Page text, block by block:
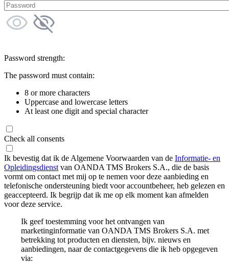
Password strength:
The password must contain:
8 or more characters
Uppercase and lowercase letters
At least one digit and special character
Check all consents
Ik bevestig dat ik de Algemene Voorwaarden van de Informatie- en
Opleidingsdienst van OANDA TMS Brokers S.A., die de basis
vormt om contact met mij op te nemen voor deze aanbieding en
telefonische ondersteuning biedt voor accountbeheer, heb gelezen en
geaccepteerd. Ik begrijp dat ik me op elk moment kan afmelden
voor deze service.
Ik geef toestemming voor het ontvangen van
marketinginformatie van OANDA TMS Brokers S.A. met
betrekking tot producten en diensten, bijv. nieuws en
aanbiedingen, naar de contactgegevens die ik heb opgegeven
via: